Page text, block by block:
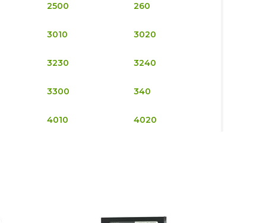
2500 260
3010 3020
3230 3240
3300 340
4010 4020